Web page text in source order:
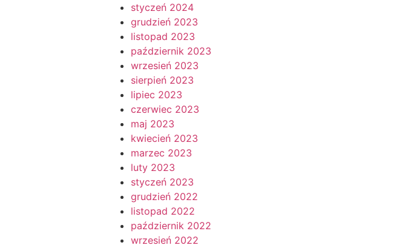
styczeń 2024
grudzień 2023
listopad 2023
październik 2023
wrzesień 2023
sierpień 2023
lipiec 2023
czerwiec 2023
maj 2023
kwiecień 2023
marzec 2023
luty 2023
styczeń 2023
grudzień 2022
listopad 2022
październik 2022
wrzesień 2022